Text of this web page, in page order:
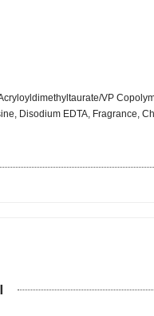
VP
Disodium EDTA, Fragrance,